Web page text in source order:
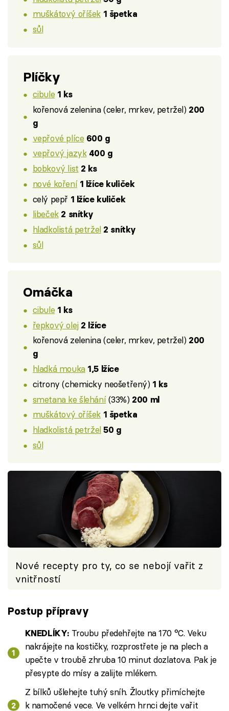
muškátový oříšek 1 špetka
sůl
Plíčky
cibule 1 ks
kořenová zelenina (celer, mrkev, petržel) 200
g
vepřové plíce 600 g
vepřový jazyk 400 g
bobkový list 2 ks
nové koření 1 lžíce kuliček
celý pepř 1 lžíce kuliček
libeček 2 snítky
hladkolistá petržel 2 snítky
sůl
Omáčka
cibule 1 ks
řepkový olej 2 lžíce
kořenová zelenina (celer, mrkev, petržel) 200
g
hladká mouka 1,5 lžíce
citrony (chemicky neošetřený) 1 ks
smetana ke šlehání(33%) 200 ml
muškátový oříšek 1 špetka
hladkolistá petržel 50 g
sůl
Nové recepty pro ty, co se nebojí vařit z
vnitřností
Postup přípravy
KNEDLÍKY:Troubu předehřejte na 170 °C. Veku
nakrájejte na kostičky, rozprostřete je na plech a
upečte v troubě zhruba 10 minut dozlatova. Pak je
přesypte do mísy a zalijte mlékem.
Z bílků ušlehejte tuhý sníh. Žloutky přimíchejte
k namočené vece. Ve velkém hrnci dejte vařit